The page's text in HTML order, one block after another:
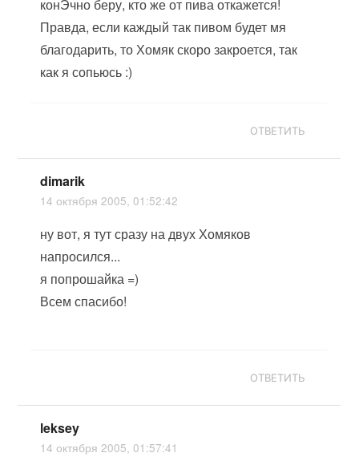
конЭчно беру, кто же от пива откажется!
Правда, если каждый так пивом будет мя
благодарить, то Хомяк скоро закроется, так
как я сопьюсь :)
ОТВЕТИТЬ
dimarik
14 октября 2005, 01:52:42
ну вот, я тут сразу на двух Хомяков
напросился...
я попрошайка =)
Всем спасибо!
ОТВЕТИТЬ
leksey
14 октября 2005, 01:57:41